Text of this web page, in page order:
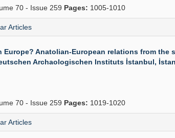
70 - Issue 259 Pages: 1005-1010
Articles
Europe? Anatolian-European relations from
Archaologischen Instituts İstanbul,
70 - Issue 259 Pages: 1019-1020
Articles